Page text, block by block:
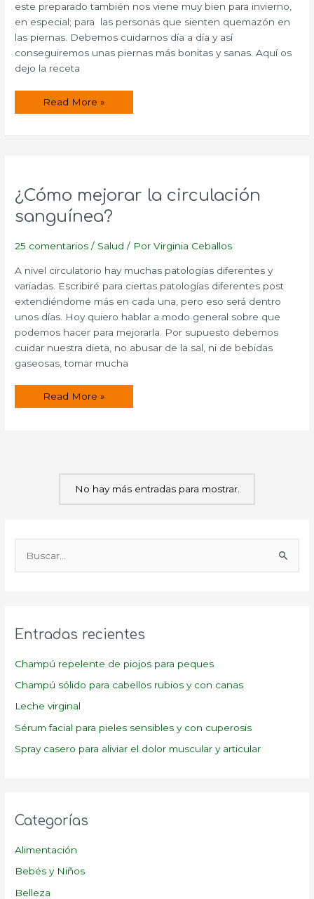
este preparado también nos viene muy bien para invierno,
en especial; para las personas que sienten quemazón en
las piernas. Debemos cuidarnos día a día y así
conseguiremos unas piernas más bonitas y sanas. Aquí os
dejo la receta
Aceite
Read More »
¿Cómo mejorar la circulación
sanguínea?
25 comentarios / Salud / PorVirginia Ceballos
A nivel circulatorio hay muchas patologías diferentes y
variadas. Escribiré para ciertas patologías diferentes post
extendiéndome más en cada una, pero eso será dentro
unos días. Hoy quiero hablar a modo general sobre que
podemos hacer para mejorarla. Por supuesto debemos
cuidar nuestra dieta, no abusar de la sal, ni de bebidas
gaseosas, tomar mucha
¿Cómo
Read More »
No hay más entradas para mostrar.
r
p
o
Entradas recientes
Champú repelente de piojos para peques
Champú sólido para cabellos rubios y con canas
Leche virginal
Sérum facial para pieles sensibles y con cuperosis
Spray casero para aliviar el dolor muscular y articular
Categorías
Alimentación
Bebés y Niños
Belleza